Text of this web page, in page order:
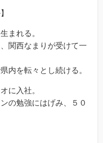
まれる。
関西なまりが受けて一
内を転々とし続ける。
に入社。
の勉強にはげみ、５０